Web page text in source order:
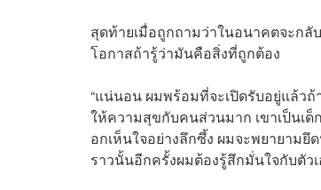
สุดท้ายเมื่อถูกถามว่าในอนาคตจะกลั
โอกาสถ้ารู้ว่ามันคือสิ่งที่ถูกต้อง
“แน่นอน ผมพร้อมที่จะเปิดรับอยู่แล้ว
ให้ความสุขกับคนส่วนมาก เขาเป็นเ
อกเห็นใจอย่างลึกซึ้ง ผมจะพยายามยึ
ราวนั้นอีกครั้งผมต้องรู้สึกมั่นใจกับตัวเ